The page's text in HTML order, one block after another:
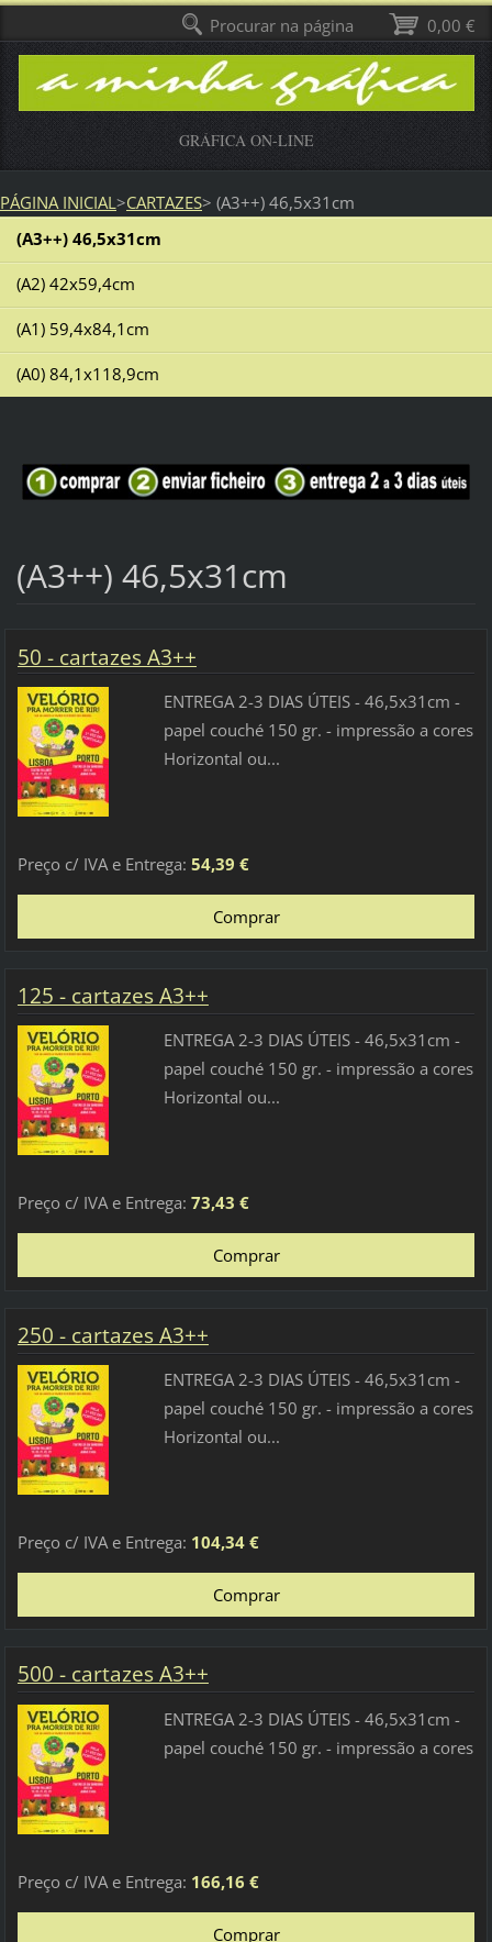
GRÁFICA ON-LINE
PÁGINA INICIAL >CARTAZES> (A3++) 46,5x31cm
(A3++) 46,5x31cm
(A2) 42x59,4cm
(A1) 59,4x84,1cm
(A0) 84,1x118,9cm
(A3++) 46,5x31cm
50 - cartazes A3++
ENTREGA 2-3 DIAS ÚTEIS - 46,5x31cm -
papel couché 150 gr. - impressão a cores
Horizontal ou...
Preço c/ IVA e Entrega: 54,39 €
125 - cartazes A3++
ENTREGA 2-3 DIAS ÚTEIS - 46,5x31cm -
papel couché 150 gr. - impressão a cores
Horizontal ou...
Preço c/ IVA e Entrega: 73,43 €
250 - cartazes A3++
ENTREGA 2-3 DIAS ÚTEIS - 46,5x31cm -
papel couché 150 gr. - impressão a cores
Horizontal ou...
Preço c/ IVA e Entrega: 104,34 €
500 - cartazes A3++
ENTREGA 2-3 DIAS ÚTEIS - 46,5x31cm -
papel couché 150 gr. - impressão a cores
Preço c/ IVA e Entrega: 166,16 €
0,00 €
Procurar na página